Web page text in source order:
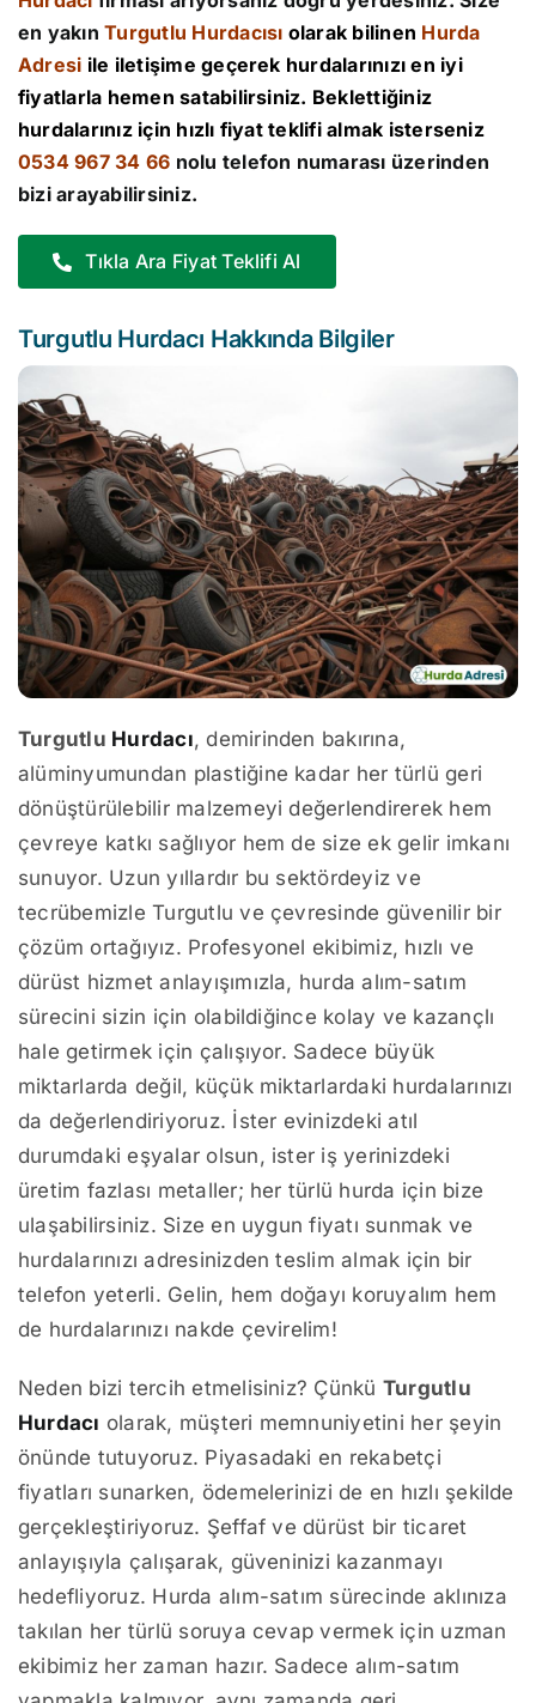
en yakınTurgutlu Hurdacısı olarak bilinen Hurda
Adresi ile iletişime geçerek hurdalarınızı en iyi
fiyatlarla hemen satabilirsiniz. Beklettiğiniz
hurdalarınız için hızlı fiyat teklifi almak isterseniz
0534 967 34 66 nolu telefon numarası üzerinden
bizi arayabilirsiniz.
Tıkla Ara Fiyat Teklifi Al
Turgutlu Hurdacı Hakkında Bilgiler
Turgutlu Hurdacı, demirinden bakırına,
alüminyumundan plastiğine kadar her türlü geri
dönüştürülebilir malzemeyi değerlendirerek hem
çevreye katkı sağlıyor hem de size ek gelir imkanı
sunuyor. Uzun yıllardır bu sektördeyiz ve
tecrübemizle Turgutlu ve çevresinde güvenilir bir
çözüm ortağıyız. Profesyonel ekibimiz, hızlı ve
dürüst hizmet anlayışımızla, hurda alım-satım
sürecini sizin için olabildiğince kolay ve kazançlı
hale getirmek için çalışıyor. Sadece büyük
miktarlarda değil, küçük miktarlardaki hurdalarınızı
da değerlendiriyoruz. İster evinizdeki atıl
durumdaki eşyalar olsun, ister iş yerinizdeki
üretim fazlası metaller; her türlü hurda için bize
ulaşabilirsiniz. Size en uygun fiyatı sunmak ve
hurdalarınızı adresinizden teslim almak için bir
telefon yeterli. Gelin, hem doğayı koruyalım hem
de hurdalarınızı nakde çevirelim!
Neden bizi tercih etmelisiniz? Çünkü Turgutlu
Hurdacı olarak, müşteri memnuniyetini her şeyin
önünde tutuyoruz. Piyasadaki en rekabetçi
fiyatları sunarken, ödemelerinizi de en hızlı şekilde
gerçekleştiriyoruz. Şeffaf ve dürüst bir ticaret
anlayışıyla çalışarak, güveninizi kazanmayı
hedefliyoruz. Hurda alım-satım sürecinde aklınıza
takılan her türlü soruya cevap vermek için uzman
ekibimiz her zaman hazır. Sadece alım-satım